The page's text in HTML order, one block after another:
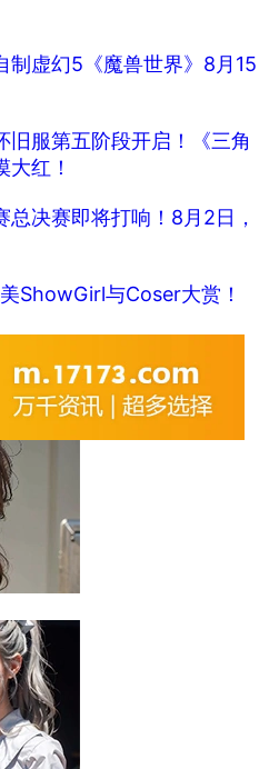
制虚幻5《魔兽世界》8月15
服第五阶段开启！《三角
红！
总决赛即将打响！8月2日，
ShowGirl与Coser大赏！